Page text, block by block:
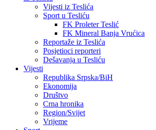
Vijesti iz Teslića
Sport u Tesliću
FK Proleter Teslić
FK Mineral Banja Vrućica
Reportaže iz Teslića
Posjetioci reporteri
Dešavanja u Tesliću
Vijesti
Republika Srpska/BiH
Ekonomija
Društvo
Crna hronika
Region/Svijet
Vrijeme